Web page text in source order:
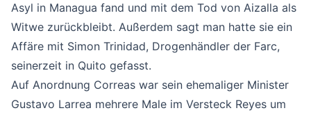
Asyl in Managua fand und mit dem Tod von Aizalla als
Witwe zurückbleibt. Außerdem sagt man hatte sie ein
Affäre mit Simon Trinidad, Drogenhändler der Farc,
seinerzeit in Quito gefasst.
Auf Anordnung Correas war sein ehemaliger Minister
Gustavo Larrea mehrere Male im Versteck Reyes um